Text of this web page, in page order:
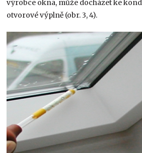
výrobce okna, může docházet ke
otvorové výplně (obr. 3, 4).